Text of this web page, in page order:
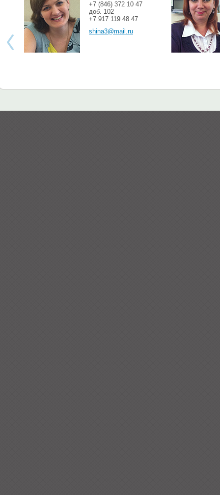
+7 (846) 372 10 47
доб. 102
+7 917 119 48 47
shina3@mail.ru